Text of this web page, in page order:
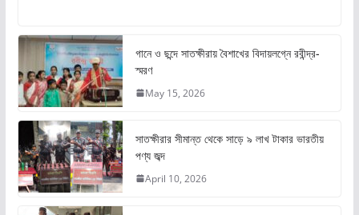
c
e
b
o
o
k
st
o
d
o
n
e
গানে ও ছন্দে সাতক্ষীরায় বৈশাখের বিদায়লগ্নে রবীন্দ্র-
স্মরণ
May 15, 2026
সাতক্ষীরার সীমান্ত থেকে সাড়ে ৯ লাখ টাকার ভারতীয়
পণ্য জব্দ
April 10, 2026